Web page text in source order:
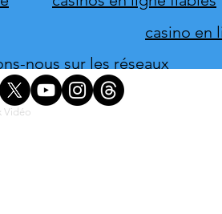
casino en
nous sur les réseaux
Vidéo